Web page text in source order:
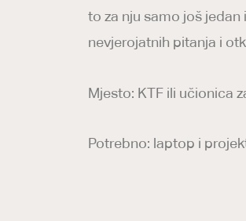
to za nju samo još jedan
nevjerojatnih pitanja i
Mjesto: KTF ili učionica
Potrebno: laptop i